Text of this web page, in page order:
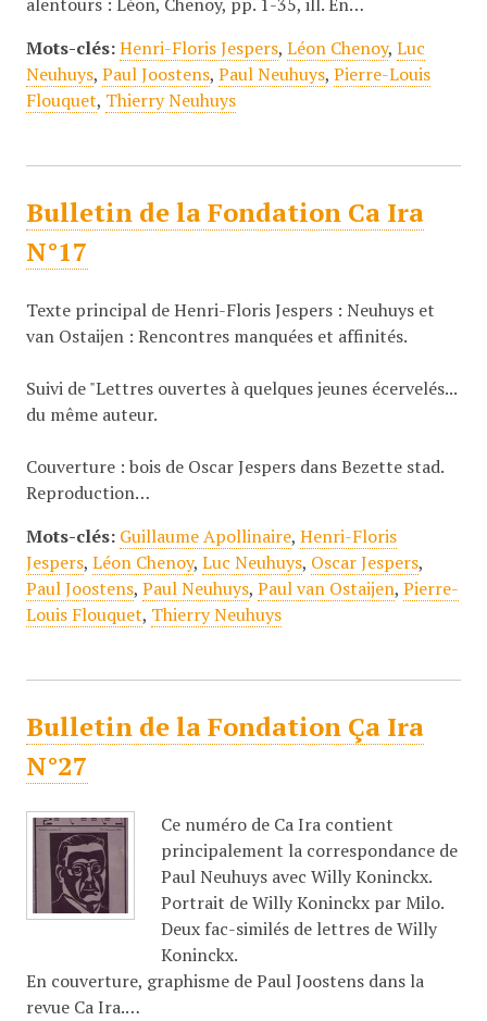
Mots-clés: Henri-Floris Jespers, Léon Chenoy, Luc
Neuhuys, Paul Joostens, Paul Neuhuys, Pierre-Louis
Flouquet, Thierry Neuhuys
Bulletin de la Fondation Ca Ira
N°17
Texte principal de Henri-Floris Jespers : Neuhuys et
van Ostaijen : Rencontres manquées et affinités.
Suivi de "Lettres ouvertes à quelques jeunes écervelés...
du même auteur.
Couverture : bois de Oscar Jespers dans Bezette stad.
Reproduction…
Mots-clés: Guillaume Apollinaire, Henri-Floris
Jespers, Léon Chenoy, Luc Neuhuys, Oscar Jespers,
Paul Joostens, Paul Neuhuys, Paul van Ostaijen, Pierre-
Louis Flouquet, Thierry Neuhuys
Bulletin de la Fondation Ça Ira
N°27
Ce numéro de Ca Ira contient
principalement la correspondance de
Paul Neuhuys avec Willy Koninckx.
Portrait de Willy Koninckx par Milo.
Deux fac-similés de lettres de Willy
Koninckx.
En couverture, graphisme de Paul Joostens dans la
revue Ca Ira.…